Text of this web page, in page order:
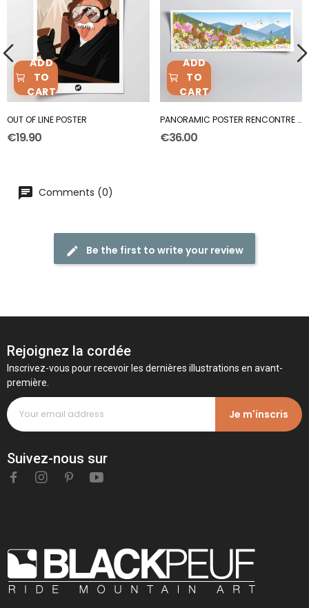
ADD
TO
CART
OUT OF LINE POSTER
€19.90
ADD
TO
CART
PANORAMIC POSTER RENCONTRE AVEC DES MARMOTTES
€36.00
Comments (0)
Be the first to write your review
Rejoignez la cordée
Inscrivez-vous pour recevoir les dernières illustrations en avant-
première.
Je m'inscris
Suivez-nous sur